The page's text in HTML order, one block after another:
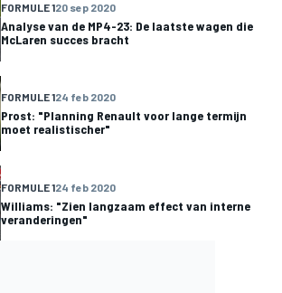
FORMULE 120 sep 2020
Analyse van de MP4-23: De laatste wagen die
McLaren succes bracht
FORMULE 124 feb 2020
Prost: "Planning Renault voor lange termijn
moet realistischer"
FORMULE 124 feb 2020
Williams: "Zien langzaam effect van interne
veranderingen"